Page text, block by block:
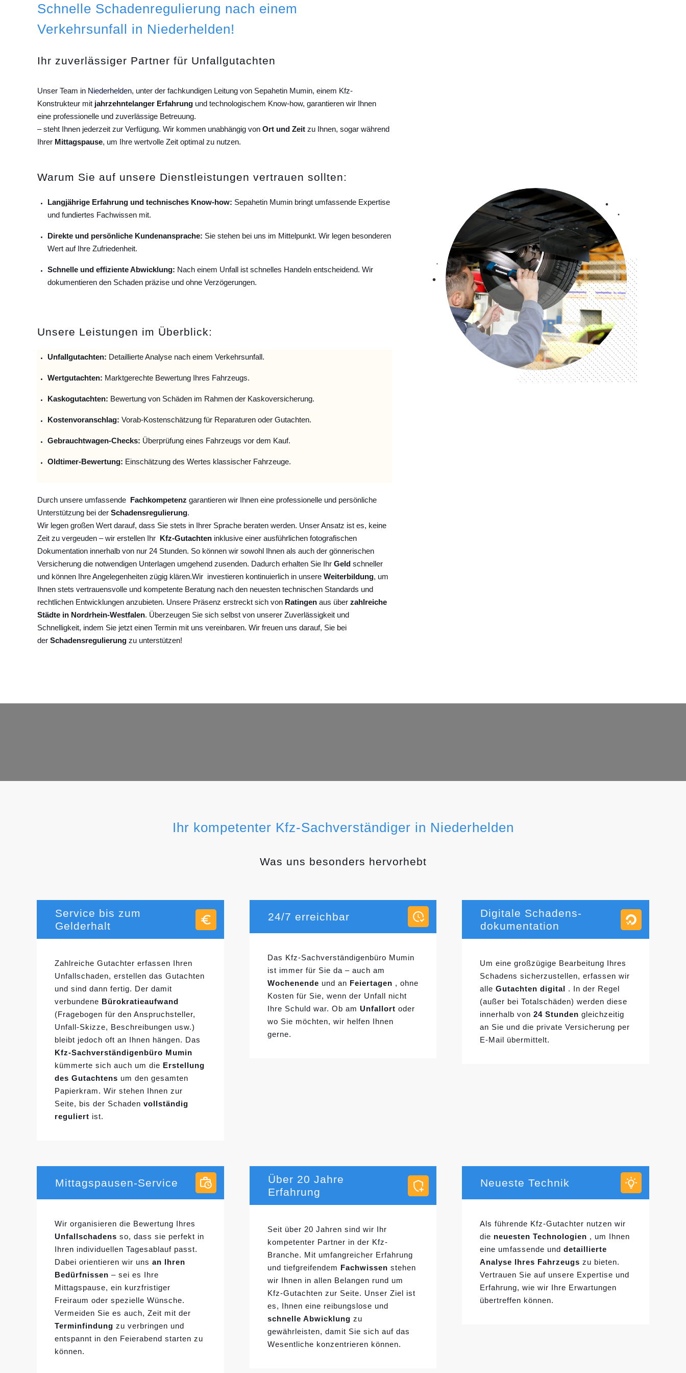
Schnelle Schadenregulierung nach einem
Verkehrsunfall in Niederhelden!
Ihr zuverlässiger Partner für Unfallgutachten
Unser Team in Niederhelden, unter der fachkundigen Leitung von Sepahetin Mumin, einem Kfz-
Konstrukteur mit jahrzehntelanger Erfahrung und technologischem Know-how, garantieren wir Ihnen
eine professionelle und zuverlässige Betreuung.
– steht Ihnen jederzeit zur Verfügung. Wir kommen unabhängig von Ort und Zeit zu Ihnen, sogar während
Ihrer Mittagspause, um Ihre wertvolle Zeit optimal zu nutzen.
Warum Sie auf unsere Dienstleistungen vertrauen sollten:
Langjährige Erfahrung und technisches Know-how: Sepahetin Mumin bringt umfassende Expertise
und fundiertes Fachwissen mit.
Direkte und persönliche Kundenansprache: Sie stehen bei uns im Mittelpunkt. Wir legen besonderen
Wert auf Ihre Zufriedenheit.
Schnelle und effiziente Abwicklung: Nach einem Unfall ist schnelles Handeln entscheidend. Wir
dokumentieren den Schaden präzise und ohne Verzögerungen.
Unsere Leistungen im Überblick:
Unfallgutachten: Detaillierte Analyse nach einem Verkehrsunfall.
Wertgutachten: Marktgerechte Bewertung Ihres Fahrzeugs.
Kaskogutachten: Bewertung von Schäden im Rahmen der Kaskoversicherung.
Kostenvoranschlag: Vorab-Kostenschätzung für Reparaturen oder Gutachten.
Gebrauchtwagen-Checks: Überprüfung eines Fahrzeugs vor dem Kauf.
Oldtimer-Bewertung: Einschätzung des Wertes klassischer Fahrzeuge.
Durch unsere umfassende Fachkompetenz garantieren wir Ihnen eine professionelle und persönliche
Unterstützung bei der Schadensregulierung.
Wir legen großen Wert darauf, dass Sie stets in Ihrer Sprache beraten werden. Unser Ansatz ist es, keine
Zeit zu vergeuden – wir erstellen Ihr
Kfz-Gutachten inklusive einer ausführlichen fotografischen
Dokumentation innerhalb von nur 24 Stunden. So können wir sowohl Ihnen als auch der gönnerischen
Versicherung die notwendigen Unterlagen umgehend zusenden. Dadurch erhalten Sie Ihr Geld schneller
und können Ihre Angelegenheiten zügig klären.Wir investieren kontinuierlich in unsere Weiterbildung, um
Ihnen stets vertrauensvolle und kompetente Beratung nach den neuesten technischen Standards und
rechtlichen Entwicklungen anzubieten. Unsere Präsenz erstreckt sich von Ratingen aus über zahlreiche
Städte in Nordrhein-Westfalen. Überzeugen Sie sich selbst von unserer Zuverlässigkeit und
Schnelligkeit, indem Sie jetzt einen Termin mit uns vereinbaren. Wir freuen uns darauf, Sie bei
der Schadensregulierung zu unterstützen!
Ihr kompetenter Kfz-Sachverständiger in Niederhelden
Was uns besonders hervorhebt
Service bis zum
Gelderhalt
Zahlreiche Gutachter erfassen Ihren
Unfallschaden, erstellen das Gutachten
und sind dann fertig. Der damit
verbundene Bürokratieaufwand
(Fragebogen für den Anspruchsteller,
Unfall-Skizze, Beschreibungen usw.)
bleibt jedoch oft an Ihnen hängen. Das
Kfz-Sachverständigenbüro Mumin
kümmerte sich auch um die Erstellung
des Gutachtens um den gesamten
Papierkram. Wir stehen Ihnen zur
Seite, bis der Schaden vollständig
reguliert ist.
24/7 erreichbar
Das Kfz-Sachverständigenbüro Mumin
ist immer für Sie da – auch am
Wochenende und an Feiertagen , ohne
Kosten für Sie, wenn der Unfall nicht
Ihre Schuld war. Ob am Unfallort oder
wo Sie möchten, wir helfen Ihnen
gerne.
Digitale Schadens-
dokumentation
Um eine großzügige Bearbeitung Ihres
Schadens sicherzustellen, erfassen wir
alleGutachten digital
. In der Regel
(außer bei Totalschäden) werden diese
innerhalb von24 Stunden gleichzeitig
an Sie und die private Versicherung per
E-Mail übermittelt.
Mittagspausen-Service
Wir organisieren die Bewertung Ihres
Unfallschadens so, dass sie perfekt in
Ihren individuellen Tagesablauf passt.
Dabei orientieren wir uns an Ihren
Bedürfnissen – sei es Ihre
Mittagspause, ein kurzfristiger
Freiraum oder spezielle Wünsche.
Vermeiden Sie es auch, Zeit mit der
Terminfindung zu verbringen und
entspannt in den Feierabend starten zu
können.
Über 20 Jahre
Erfahrung
Seit über 20 Jahren sind wir Ihr
kompetenter Partner in der Kfz-
Branche. Mit umfangreicher Erfahrung
und tiefgreifendem Fachwissen stehen
wir Ihnen in allen Belangen rund um
Kfz-Gutachten zur Seite. Unser Ziel ist
es, Ihnen eine reibungslose und
schnelle Abwicklung zu
gewährleisten, damit Sie sich auf das
Wesentliche konzentrieren können.
Neueste Technik
Als führende Kfz-Gutachter nutzen wir
die neuesten Technologien , um Ihnen
eine umfassende unddetaillierte
Analyse Ihres Fahrzeugs zu bieten.
Vertrauen Sie auf unsere Expertise und
Erfahrung, wie wir Ihre Erwartungen
übertreffen können.